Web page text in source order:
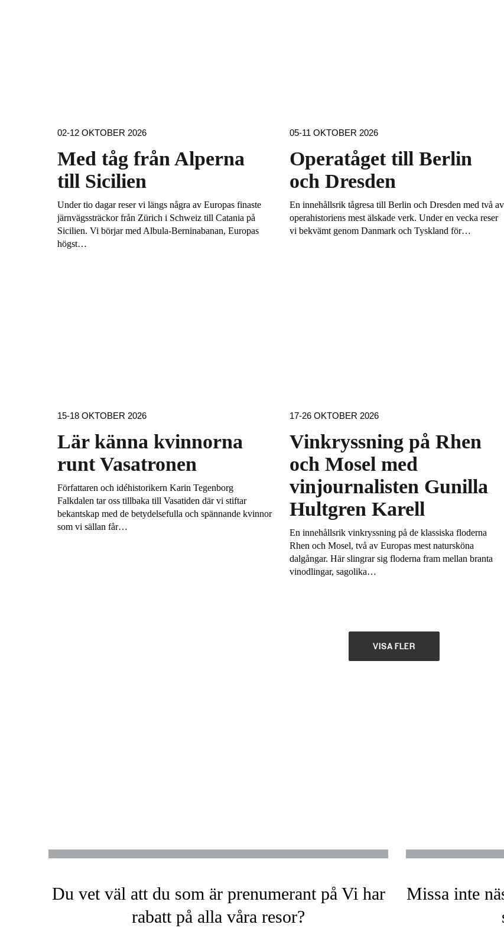
02-12 OKTOBER 2026
Med tåg från Alperna
till Sicilien
Under tio dagar reser vi längs några av Europas finaste
järnvägssträckor från Zürich i Schweiz till Catania på
Sicilien. Vi börjar med Albula-Berninabanan, Europas
högst…
05-11 OKTOBER 2026
Operatåget till Berlin
och Dresden
En innehållsrik tågresa till Berlin och Dresden med två av
operahistoriens mest älskade verk. Under en vecka reser
vi bekvämt genom Danmark och Tyskland för…
15-18 OKTOBER 2026
Lär känna kvinnorna
runt Vasatronen
Författaren och idéhistorikern Karin Tegenborg
Falkdalen tar oss tillbaka till Vasatiden där vi stiftar
bekantskap med de betydelsefulla och spännande kvinnor
som vi sällan får…
17-26 OKTOBER 2026
Vinkryssning på Rhen
och Mosel med
vinjournalisten Gunilla
Hultgren Karell
En innehållsrik vinkryssning på de klassiska floderna
Rhen och Mosel, två av Europas mest natursköna
dalgångar. Här slingrar sig floderna fram mellan branta
vinodlingar, sagolika…
VISA FLER
Du vet väl att du som är prenumerant på Vi har
rabatt på alla våra resor?
Missa inte